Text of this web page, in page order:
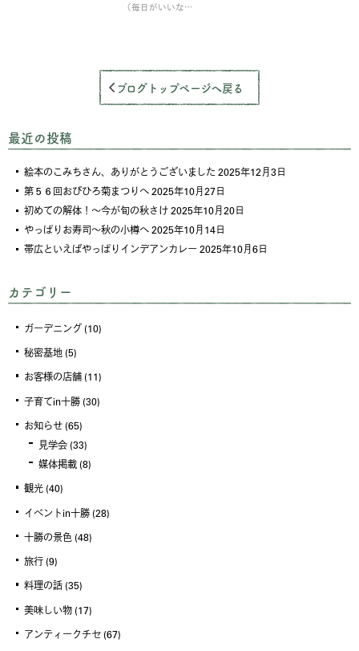
（毎日がいいな…
ブログトップページへ戻る
最近の投稿
絵本のこみちさん、ありがとうございました 2025年12月3日
第５６回おびひろ菊まつりへ2025年10月27日
初めての解体！～今が旬の秋さけ2025年10月20日
やっぱりお寿司～秋の小樽へ2025年10月14日
帯広といえばやっぱりインデアンカレー2025年10月6日
カテゴリー
ガーデニング (10)
秘密基地 (5)
お客様の店舗 (11)
子育てin十勝 (30)
お知らせ (65)
見学会 (33)
媒体掲載 (8)
観光 (40)
イベントin十勝 (28)
十勝の景色 (48)
旅行 (9)
料理の話 (35)
美味しい物 (17)
アンティークチセ (67)